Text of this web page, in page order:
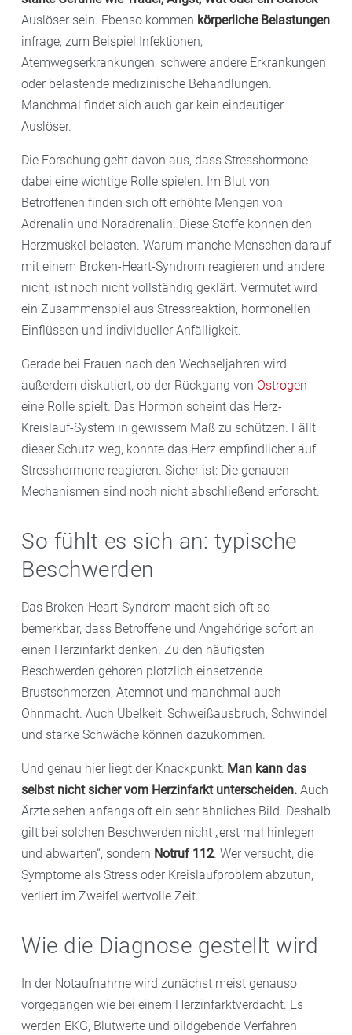
Auslöser sein. Ebenso kommen körperliche Belastungen
infrage, zum Beispiel Infektionen,
Atemwegserkrankungen, schwere andere Erkrankungen
oder belastende medizinische Behandlungen.
Manchmal findet sich auch gar kein eindeutiger
Auslöser.
Die Forschung geht davon aus, dass Stresshormone
dabei eine wichtige Rolle spielen. Im Blut von
Betroffenen finden sich oft erhöhte Mengen von
Adrenalin und Noradrenalin. Diese Stoffe können den
Herzmuskel belasten. Warum manche Menschen darauf
mit einem Broken-Heart-Syndrom reagieren und andere
nicht, ist noch nicht vollständig geklärt. Vermutet wird
ein Zusammenspiel aus Stressreaktion, hormonellen
Einflüssen und individueller Anfälligkeit.
Gerade bei Frauen nach den Wechseljahren wird
außerdem diskutiert, ob der Rückgang von Östrogen
eine Rolle spielt. Das Hormon scheint das Herz-
Kreislauf-System in gewissem Maß zu schützen. Fällt
dieser Schutz weg, könnte das Herz empfindlicher auf
Stresshormone reagieren. Sicher ist: Die genauen
Mechanismen sind noch nicht abschließend erforscht.
So fühlt es sich an: typische
Beschwerden
Das Broken-Heart-Syndrom macht sich oft so
bemerkbar, dass Betroffene und Angehörige sofort an
einen Herzinfarkt denken. Zu den häufigsten
Beschwerden gehören plötzlich einsetzende
Brustschmerzen, Atemnot und manchmal auch
Ohnmacht. Auch Übelkeit, Schweißausbruch, Schwindel
und starke Schwäche können dazukommen.
Und genau hier liegt der Knackpunkt: Man kann das
selbst nicht sicher vom Herzinfarkt unterscheiden. Auch
Ärzte sehen anfangs oft ein sehr ähnliches Bild. Deshalb
gilt bei solchen Beschwerden nicht „erst mal hinlegen
und abwarten“, sondern Notruf 112. Wer versucht, die
Symptome als Stress oder Kreislaufproblem abzutun,
verliert im Zweifel wertvolle Zeit.
Wie die Diagnose gestellt wird
In der Notaufnahme wird zunächst meist genauso
vorgegangen wie bei einem Herzinfarktverdacht. Es
werden EKG, Blutwerte und bildgebende Verfahren